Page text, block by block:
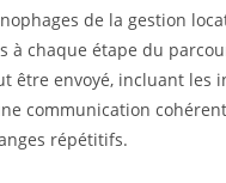
de la gestion
chaque étape du
être envoyé, incluant les
communication
répétitifs.